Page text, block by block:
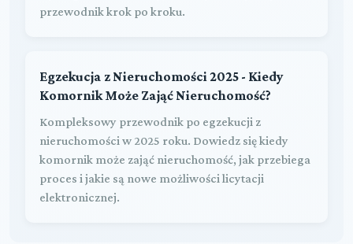
przewodnik krok po kroku.
Egzekucja z Nieruchomości 2025 - Kiedy
Komornik Może Zająć Nieruchomość?
Kompleksowy przewodnik po egzekucji z
nieruchomości w 2025 roku. Dowiedz się kiedy
komornik może zająć nieruchomość, jak przebiega
proces i jakie są nowe możliwości licytacji
elektronicznej.